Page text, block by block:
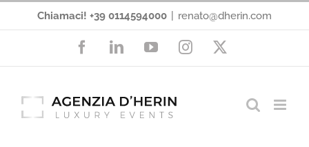
Chiamaci! +39 0114594000 renato@dherin.com
FacebookLinkedInYouTubeInstagram